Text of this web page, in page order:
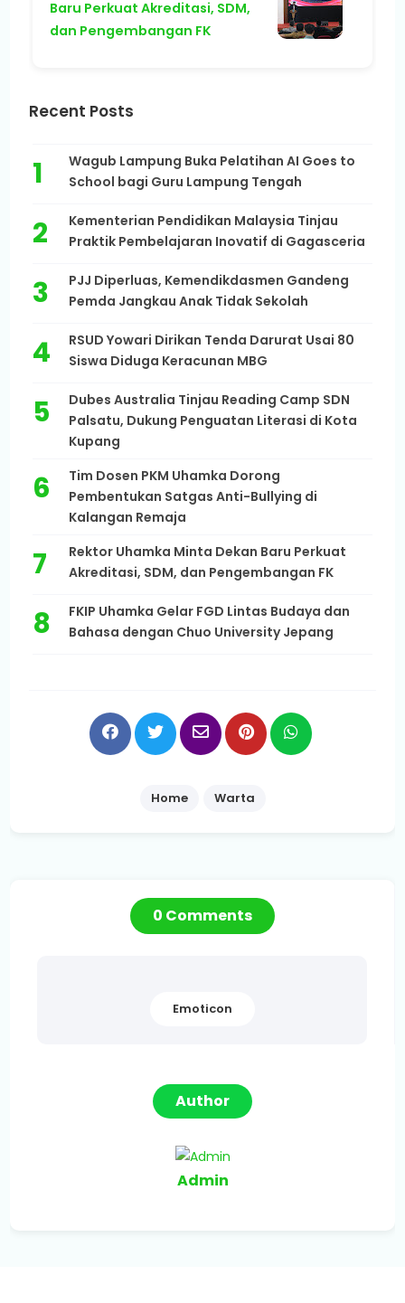
Baru Perkuat Akreditasi, SDM,
dan Pengembangan FK
Recent Posts
Wagub Lampung Buka Pelatihan AI Goes to
School bagi Guru Lampung Tengah
Kementerian Pendidikan Malaysia Tinjau
Praktik Pembelajaran Inovatif di Gagasceria
PJJ Diperluas, Kemendikdasmen Gandeng
Pemda Jangkau Anak Tidak Sekolah
RSUD Yowari Dirikan Tenda Darurat Usai 80
Siswa Diduga Keracunan MBG
Dubes Australia Tinjau Reading Camp SDN
Palsatu, Dukung Penguatan Literasi di Kota
Kupang
Tim Dosen PKM Uhamka Dorong
Pembentukan Satgas Anti-Bullying di
Kalangan Remaja
Rektor Uhamka Minta Dekan Baru Perkuat
Akreditasi, SDM, dan Pengembangan FK
FKIP Uhamka Gelar FGD Lintas Budaya dan
Bahasa dengan Chuo University Jepang
Home Warta
0 Comments
Emoticon
Author
Admin